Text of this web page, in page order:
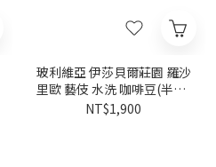
玻利維亞 伊莎貝爾莊園 羅沙
里歐 藝伎 水洗 咖啡豆(半磅)
｜黃金烘焙
NT$1,900